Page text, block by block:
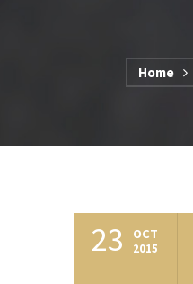
Home
23 OCT
2015